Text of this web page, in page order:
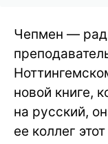
Чепмен —
новой книге,
на русский,
ее коллег